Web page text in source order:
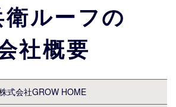
ルーフの
社概要
式会社GROW HOME